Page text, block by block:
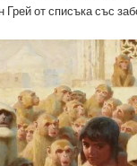
от списъка със